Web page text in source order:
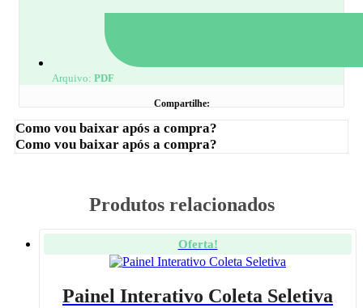
Arquivo: PDF
Compartilhe:
Como vou baixar após a compra?
Como vou baixar após a compra?
Produtos relacionados
Oferta!
Painel Interativo Coleta Seletiva